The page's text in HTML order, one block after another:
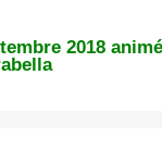
2018